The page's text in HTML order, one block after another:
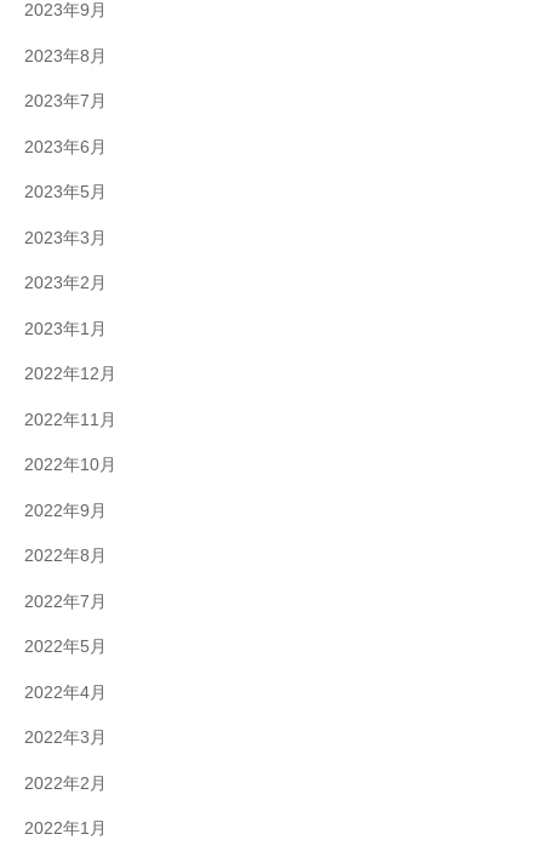
2023年9月
2023年8月
2023年7月
2023年6月
2023年5月
2023年3月
2023年2月
2023年1月
2022年12月
2022年11月
2022年10月
2022年9月
2022年8月
2022年7月
2022年5月
2022年4月
2022年3月
2022年2月
2022年1月